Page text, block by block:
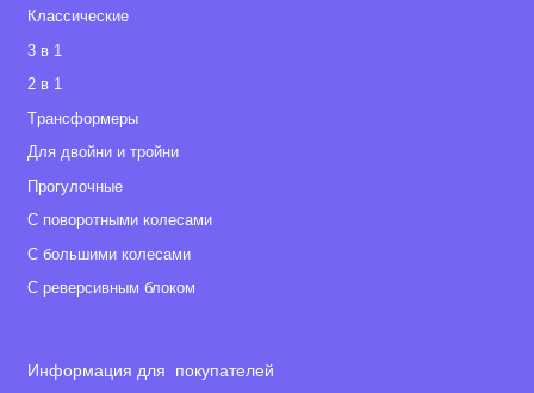
Классические
3 в 1
2 в 1
Tрансформеры
Для двойни и тройни
Прогулочные
С поворотными колесами
С большими колесами
С реверсивным блоком
Информация для покупателей